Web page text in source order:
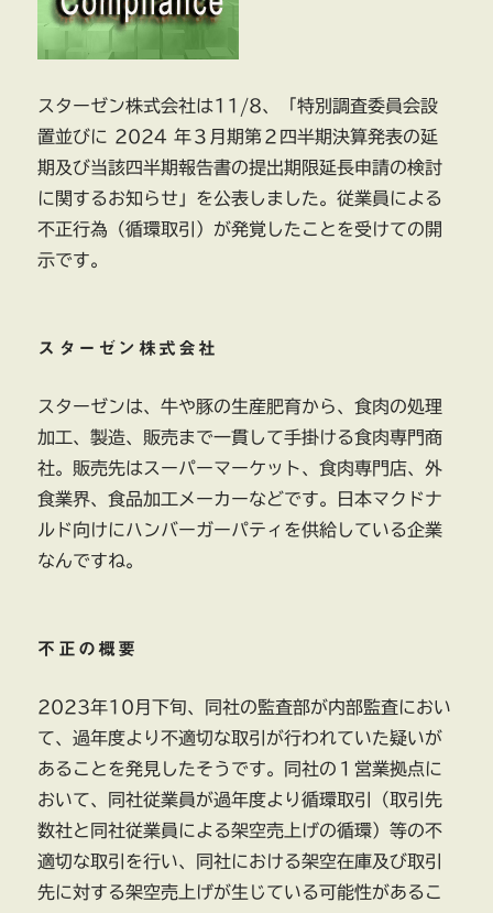
スターゼン株式会社は11/8、「特別調査委員会設
置並びに 2024 年３月期第２四半期決算発表の延
期及び当該四半期報告書の提出期限延長申請の検討
に関するお知らせ」を公表しました。従業員による
不正行為（循環取引）が発覚したことを受けての開
示です。
スターゼン株式会社
スターゼンは、牛や豚の生産肥育から、食肉の処理
加工、製造、販売まで一貫して手掛ける食肉専門商
社。販売先はスーパーマーケット、食肉専門店、外
食業界、食品加工メーカーなどです。日本マクドナ
ルド向けにハンバーガーパティを供給している企業
なんですね。
不正の概要
2023年10月下旬、同社の監査部が内部監査におい
て、過年度より不適切な取引が行われていた疑いが
あることを発見したそうです。同社の１営業拠点に
おいて、同社従業員が過年度より循環取引（取引先
数社と同社従業員による架空売上げの循環）等の不
適切な取引を行い、同社における架空在庫及び取引
先に対する架空売上げが生じている可能性があるこ